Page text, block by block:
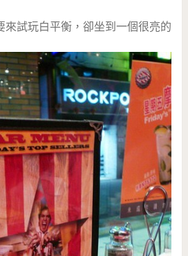
來試玩白平衡，卻坐到一個很亮的